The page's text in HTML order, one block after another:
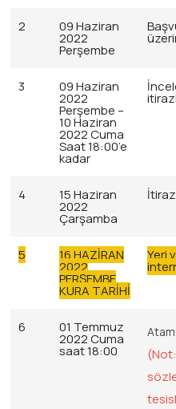
2 09 Haziran
2022
Perşembe
3 09 Haziran
2022
Perşembe –
10 Haziran
2022 Cuma
Saat 18:00’e
kadar
4 15 Haziran
2022
Çarşamba
5 16 HAZİRAN
2022
PERŞEMBE
KURA TARİHİ
Yeri
6 01 Temmuz
2022 Cuma
saat 18:00